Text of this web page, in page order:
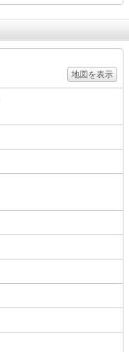
地図を表示